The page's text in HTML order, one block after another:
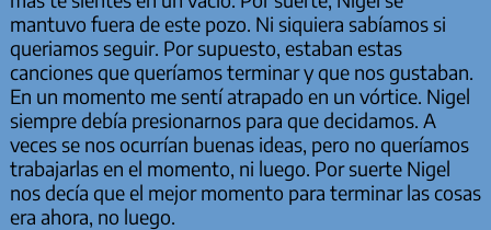
mantuvo fuera de este pozo. Ni siquiera sabíamos si
queriamos seguir. Por supuesto, estaban estas
canciones que queríamos terminar y que nos gustaban.
En un momento me sentí atrapado en un vórtice. Nigel
siempre debía presionarnos para que decidamos. A
veces se nos ocurrían buenas ideas, pero no queríamos
trabajarlas en el momento, ni luego. Por suerte Nigel
nos decía que el mejor momento para terminar las cosas
era ahora, no luego.